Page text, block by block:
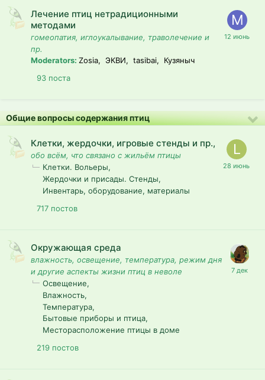
Лечение птиц нетрадиционными
методами
гомеопатия, иглоукалывание, траволечение и
пр.
Moderators: Zosia, ЭКВИ, tasibai, Кузяныч
93 поста
Общие вопросы содержания птиц
Клетки, жердочки, игровые стенды и пр.,
обо всём, что связано с жильём птицы
Клетки. Вольеры
Жердочки и присады. Стенды
Инвентарь, оборудование, материалы
717 постов
Окружающая среда
влажность, освещение, температура, режим дня
и другие аспекты жизни птиц в неволе
Освещение
Влажность
Температура
Бытовые приборы и птица
Месторасположение птицы в доме
219 постов